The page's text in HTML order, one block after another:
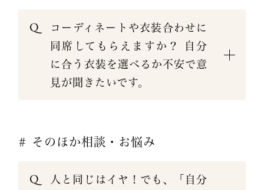
コーディネートや衣装合わせに
同席してもらえますか？ 自分
に合う衣装を選べるか不安で意
見が聞きたいです。
# そのほか相談・お悩み
人と同じはイヤ！でも、「自分